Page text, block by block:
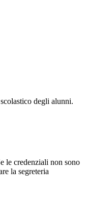
degli alunni.
le credenziali non sono
la segreteria